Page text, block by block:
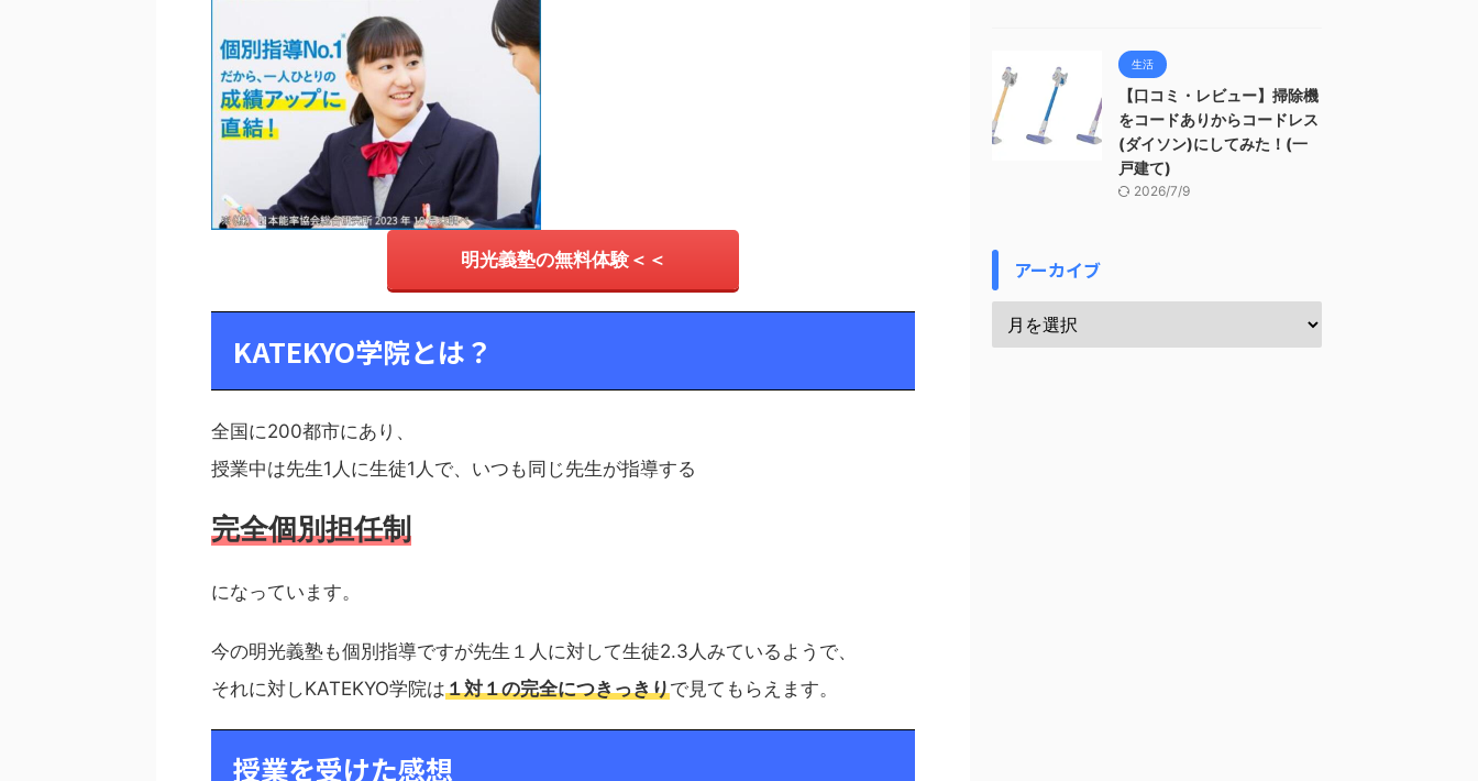
明光義塾の無料体験＜＜
KATEKYO学院とは？
全国に200都市にあり、
授業中は先生1人に生徒1人で、いつも同じ先生が指導する
完全個別担任制
になっています。
今の明光義塾も個別指導ですが先生１人に対して生徒2.3人みているようで、
それに対しKATEKYO学院は１対１の完全につきっきりで見てもらえます。
授業を受けた感想
生活
【口コミ・レビュー】掃除機
をコードありからコードレス
(ダイソン)にしてみた！(一
戸建て)
2026/7/9
アーカイブ